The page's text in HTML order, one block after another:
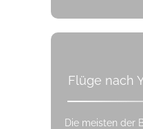
Flüge nach
Die meisten der